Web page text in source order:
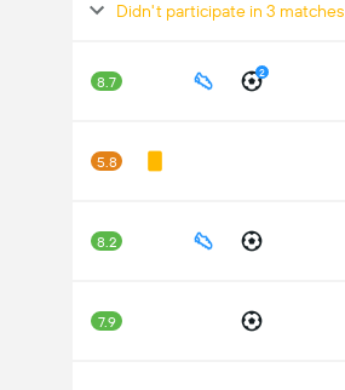
Didn't participate in 3 matches
2
8.7
5.8
8.2
7.9